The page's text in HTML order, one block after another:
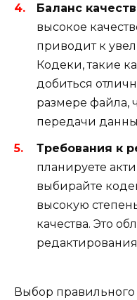
Баланс
высокое
приводит к
Кодеки, такие
добиться
размере файла,
передачи
Требования к
планируете
выбирайте
высокую
качества. Это
Выбор